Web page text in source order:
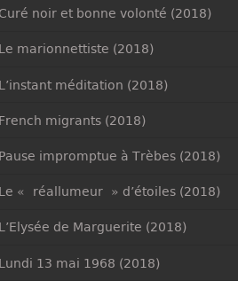
Curé noir et bonne volonté (2018)
Le marionnettiste (2018)
L’instant méditation (2018)
French migrants (2018)
Pause impromptue à Trèbes (2018)
Le « réallumeur » d’étoiles (2018)
L’Elysée de Marguerite (2018)
Lundi 13 mai 1968 (2018)